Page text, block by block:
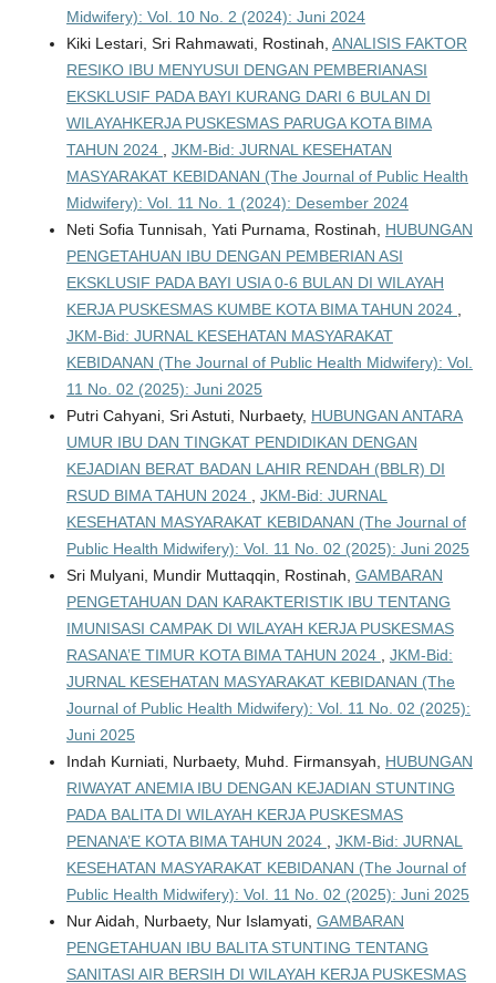
Midwifery): Vol. 10 No. 2 (2024): Juni 2024
Kiki Lestari, Sri Rahmawati, Rostinah, ANALISIS FAKTOR
RESIKO IBU MENYUSUI DENGAN PEMBERIANASI
EKSKLUSIF PADA BAYI KURANG DARI 6 BULAN DI
WILAYAHKERJA PUSKESMAS PARUGA KOTA BIMA
TAHUN 2024
JKM-Bid: JURNAL KESEHATAN
MASYARAKAT KEBIDANAN (The Journal of Public Health
Midwifery): Vol. 11 No. 1 (2024): Desember 2024
Neti Sofia Tunnisah, Yati Purnama, Rostinah, HUBUNGAN
PENGETAHUAN IBU DENGAN PEMBERIAN ASI
EKSKLUSIF PADA BAYI USIA 0-6 BULAN DI WILAYAH
KERJA PUSKESMAS KUMBE KOTA BIMA TAHUN 2024
JKM-Bid: JURNAL KESEHATAN MASYARAKAT
KEBIDANAN (The Journal of Public Health Midwifery): Vol.
11 No. 02 (2025): Juni 2025
Putri Cahyani, Sri Astuti, Nurbaety, HUBUNGAN ANTARA
UMUR IBU DAN TINGKAT PENDIDIKAN DENGAN
KEJADIAN BERAT BADAN LAHIR RENDAH (BBLR) DI
RSUD BIMA TAHUN 2024
JKM-Bid: JURNAL
KESEHATAN MASYARAKAT KEBIDANAN (The Journal of
Public Health Midwifery): Vol. 11 No. 02 (2025): Juni 2025
Sri Mulyani, Mundir Muttaqqin, Rostinah, GAMBARAN
PENGETAHUAN DAN KARAKTERISTIK IBU TENTANG
IMUNISASI CAMPAK DI WILAYAH KERJA PUSKESMAS
RASANA’E TIMUR KOTA BIMA TAHUN 2024
JKM-Bid:
JURNAL KESEHATAN MASYARAKAT KEBIDANAN (The
Journal of Public Health Midwifery): Vol. 11 No. 02 (2025):
Juni 2025
Indah Kurniati, Nurbaety, Muhd. Firmansyah, HUBUNGAN
RIWAYAT ANEMIA IBU DENGAN KEJADIAN STUNTING
PADA BALITA DI WILAYAH KERJA PUSKESMAS
PENANA’E KOTA BIMA TAHUN 2024
JKM-Bid: JURNAL
KESEHATAN MASYARAKAT KEBIDANAN (The Journal of
Public Health Midwifery): Vol. 11 No. 02 (2025): Juni 2025
Nur Aidah, Nurbaety, Nur Islamyati, GAMBARAN
PENGETAHUAN IBU BALITA STUNTING TENTANG
SANITASI AIR BERSIH DI WILAYAH KERJA PUSKESMAS